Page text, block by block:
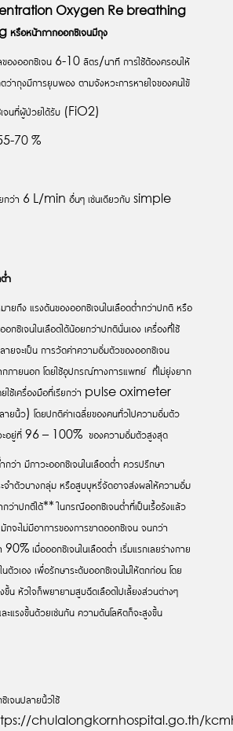
Oxygen Re breathing
หรือหน้ากากออกซิเจนมีถุง
ของออกซิเจน 6-10 ลิตร/นาที การใช้ต้องครอบให้
าถุงมีการยุบพอง ตามจังหวะการหายใจของคนไข้
เจนที่ผู้ป่วยได้รับ (FiO2)
70 %
ยกว่า 6 L/min อื่นๆ เช่นเดียวกับ simple
ำ
ายถึง แรงดันของออกซิเจนในเลือดต่ำกว่าปกติ หรือ
ซิเจนในเลือดได้น้อยกว่าปกตินั่นเอง เครื่องที่ใช้
ยจะเป็น การวัดค่าความอิ่มตัวของออกซิเจน
กภายนอก โดยใช้อุปกรณ์ทางการแพทย์ ที่ไม่ยุ่งยาก
ดยใช้เครื่องมือที่เรียกว่า pulse oximeter
ายนิ้ว) โดยปกติค่าเฉลี่ยของคนทั่วไปความอิ่มตัว
จะอยู่ที่ 96 – 100% ของความอิ่มตัวสูงสุด
า มีภาวะออกซิเจนในเลือดต่ำ ควรปรึกษา
ำตัวบางกลุ่ม หรือสูบบุหรี่จัดอาจส่งผลให้ความอิ่ม
กว่าปกติได้** ในกรณีออกซิเจนต่ำที่เป็นเรื้อรังแล้ว
จะไม่มีอาการของการขาดออกซิเจน จนกว่า
90% เมื่อออกซิเจนในเลือดต่ำ เริ่มแรกเลยร่างกาย
วเอง เพื่อรักษาระดับออกซิเจนไม่ให้ตกก่อน โดย
ขึ้น หัวใจก็พยายามสูบฉีดเลือดไปเลี้ยงส่วนต่างๆ
ละแรงขึ้นด้วยเช่นกัน ความดันโลหิตก็จะสูงขึ้น
เจนปลายนิ้วใช้
chulalongkornhospital.go.th/kcmh/